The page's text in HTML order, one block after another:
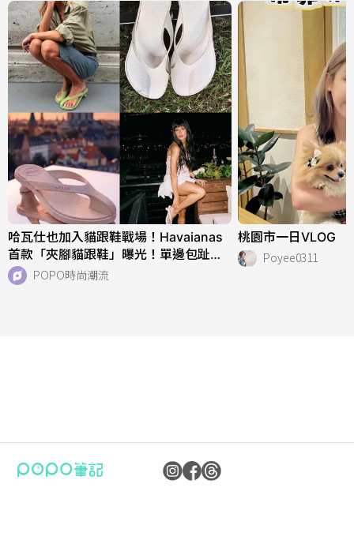
哈瓦仕也加入貓跟鞋戰場！Havaianas
首款「夾腳貓跟鞋」曝光！單邊包趾超
好看、一亮相就爆紅！
POPO時尚潮流
桃園市一日VLOG
Poyee0311